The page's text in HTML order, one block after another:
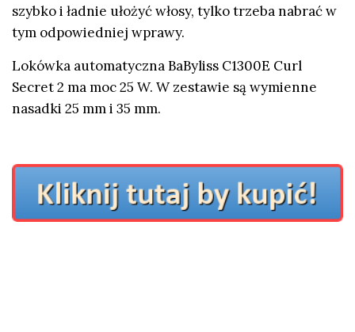
szybko i ładnie ułożyć włosy, tylko trzeba nabrać w
tym odpowiedniej wprawy.
Lokówka automatyczna BaByliss C1300E Curl
Secret 2 ma moc 25 W. W zestawie są wymienne
nasadki 25 mm i 35 mm.